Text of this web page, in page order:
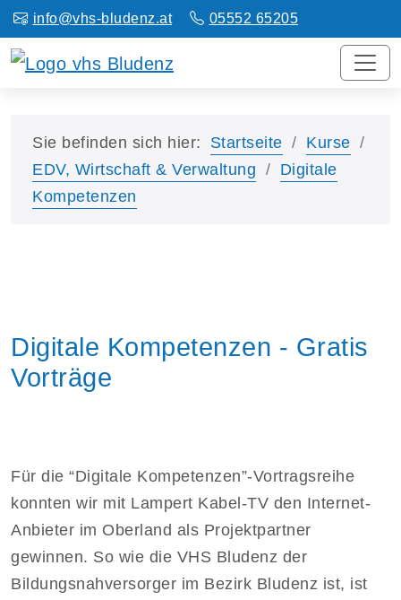
info@vhs-bludenz.at 05552 65205
Sie befinden sich hier: Startseite
Kurse
EDV, Wirtschaft & Verwaltung
Digitale
Kompetenzen
Digitale Kompetenzen - Gratis
Vorträge
Für die “Digitale Kompetenzen”-Vortragsreihe
konnten wir mit Lampert Kabel-TV den Internet-
Anbieter im Oberland als Projektpartner
gewinnen. So wie die VHS Bludenz der
Bildungsnahversorger im Bezirk Bludenz ist, ist